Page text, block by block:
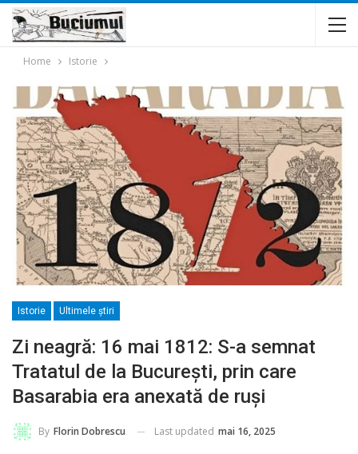
Home Istorie
Istorie Ultimele ştiri
Zi neagră: 16 mai 1812: S-a semnat
Tratatul de la București, prin care
Basarabia era anexată de ruși
By Florin Dobrescu Last updated mai 16, 2025